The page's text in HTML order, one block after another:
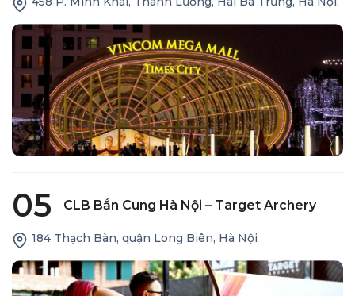
05 CLB Bắn Cung Hà Nội – Target Archery
184 Thạch Bàn, quận Long Biên, Hà Nội